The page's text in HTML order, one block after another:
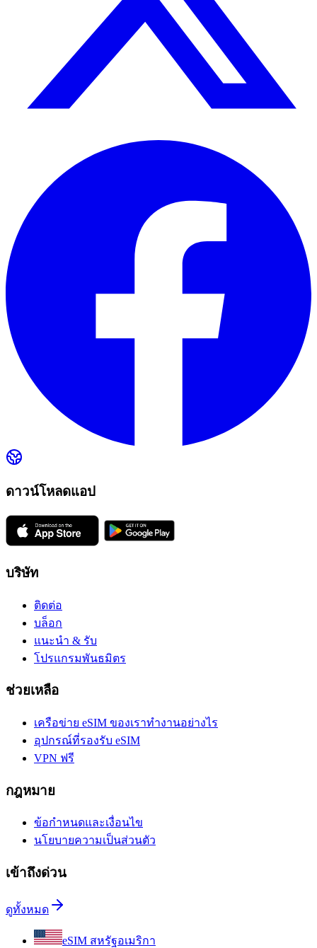
ดาวน์โหลดแอป
บริษัท
ติดต่อ
บล็อก
แนะนำ & รับ
โปรแกรมพันธมิตร
ช่วยเหลือ
เครือข่าย eSIM ของเราทำงานอย่างไร
อุปกรณ์ที่รองรับ eSIM
VPN ฟรี
กฎหมาย
ข้อกำหนดและเงื่อนไข
นโยบายความเป็นส่วนตัว
เข้าถึงด่วน
ดูทั้งหมด
eSIM สหรัฐอเมริกา